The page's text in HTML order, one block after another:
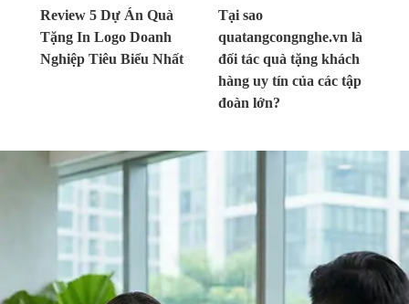
Review 5 Dự Án Quà
Tặng In Logo Doanh
Nghiệp Tiêu Biểu Nhất
Tại sao
quatangcongnghe.vn là
đối tác quà tặng khách
hàng uy tín của các tập
đoàn lớn?